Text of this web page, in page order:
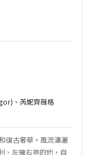
、芮妮齊薇格
復古奢華。風流瀟灑
、左擁右抱的他，自